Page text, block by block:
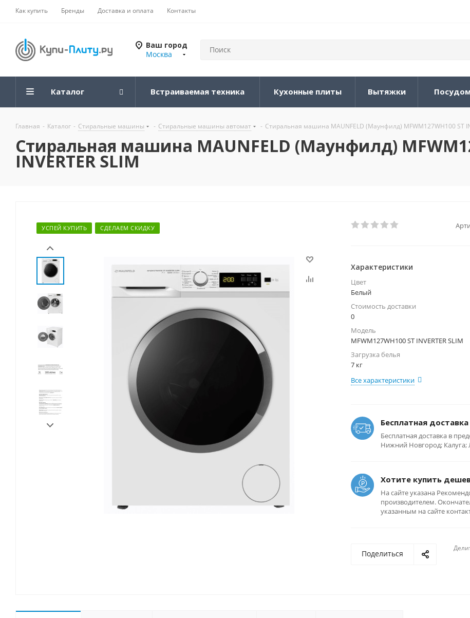
Как купить Бренды Доставка и оплата Контакты
Ваш город
Москва
Каталог Встраиваемая техника Кухонные плиты Вытяжки
Главная - Каталог - Стиральные машины - Стиральные машины автомат - Стиральная машина MAUNFELD (Маунфилд) MFWM127WH100 ST
Стиральная машина MAUNFELD (Маунфилд)
INVERTER SLIM
УСПЕЙ КУПИТЬ СДЕЛАЕМ СКИДКУ
Характеристики
Цвет
Белый
Стоимость доставки
0
Модель
MFWM127WH100 ST INVERTER SLIM
Загрузка белья
7 кг
Все характеристики
Бесплатная доставка
Бесплатная доставка в
Нижний Новгород; Калуга;
Хотите купить
На сайте указана
производителем.
указанным на сайте
Поделиться